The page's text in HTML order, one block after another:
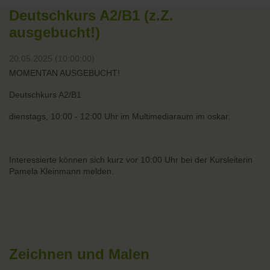
Deutschkurs A2/B1 (z.Z.
ausgebucht!)
20.05.2025 (10:00:00)
MOMENTAN AUSGEBUCHT!
Deutschkurs A2/B1
dienstags, 10:00 - 12:00 Uhr im Multimediaraum im oskar.
Interessierte können sich kurz vor 10:00 Uhr bei der Kursleiterin
Pamela Kleinmann melden.
Zeichnen und Malen